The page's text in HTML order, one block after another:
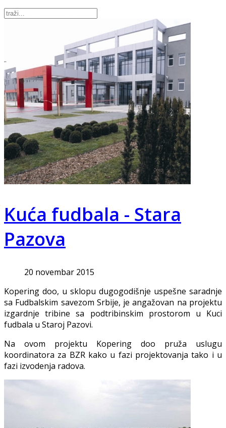
Kuća fudbala - Stara
Pazova
20 novembar 2015
Kopering doo, u sklopu dugogodišnje uspešne saradnje
sa Fudbalskim savezom Srbije, je angažovan na projektu
izgardnje tribine sa podtribinskim prostorom u Kuci
fudbala u Staroj Pazovi.
Na ovom projektu Kopering doo pruža uslugu
koordinatora za BZR kako u fazi projektovanja tako i u
fazi izvodenja radova.